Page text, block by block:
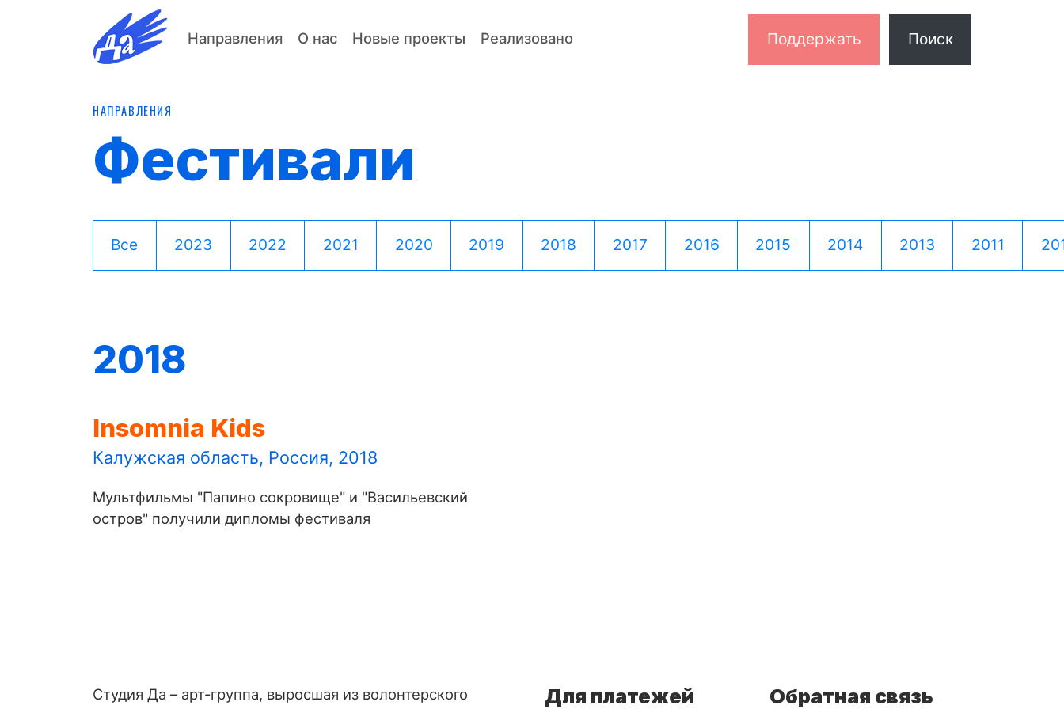
Направления О нас Новые проекты Реализовано Поддержать Поиск
НАПРАВЛЕНИЯ
Фестивали
Все 2023 2022 2021 2020 2019 2018 2017 2016 2015 2014 2013 2011
2018
Insomnia Kids
Калужская область, Россия, 2018
Мультфильмы "Папино сокровище" и "Васильевский
остров" получили дипломы фестиваля
Студия Да – арт-группа, выросшая из волонтерского
Для платежей Обратная связь